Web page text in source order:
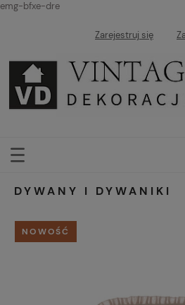
emg-bfxe-dre
Zarejestruj się
DYWANY I DYWANIKI
NOWOŚĆ